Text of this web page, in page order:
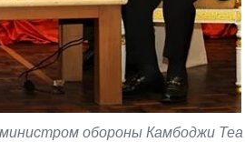
обороны Камбоджи Теа